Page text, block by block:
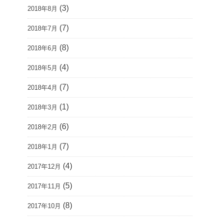
2018年8月 (3)
2018年7月 (7)
2018年6月 (8)
2018年5月 (4)
2018年4月 (7)
2018年3月 (1)
2018年2月 (6)
2018年1月 (7)
2017年12月 (4)
2017年11月 (5)
2017年10月 (8)